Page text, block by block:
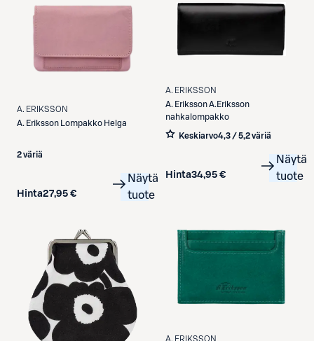
A. ERIKSSON
A. Eriksson
Lompakko Helga
2 väriä
Hinta27,95 €
Näytä
tuote
A. ERIKSSON
A. ErikssonA.Eriksson
nahkalompakko
Keskiarvo4,3 / 5,2 väriä
Hinta34,95 €
Näytä
tuote
A. ERIKSSON